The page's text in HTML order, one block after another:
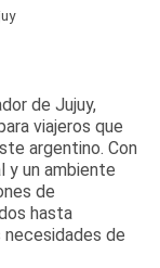
de Jujuy,
viajeros que
argentino. Con
y un ambiente
de
hasta
necesidades de